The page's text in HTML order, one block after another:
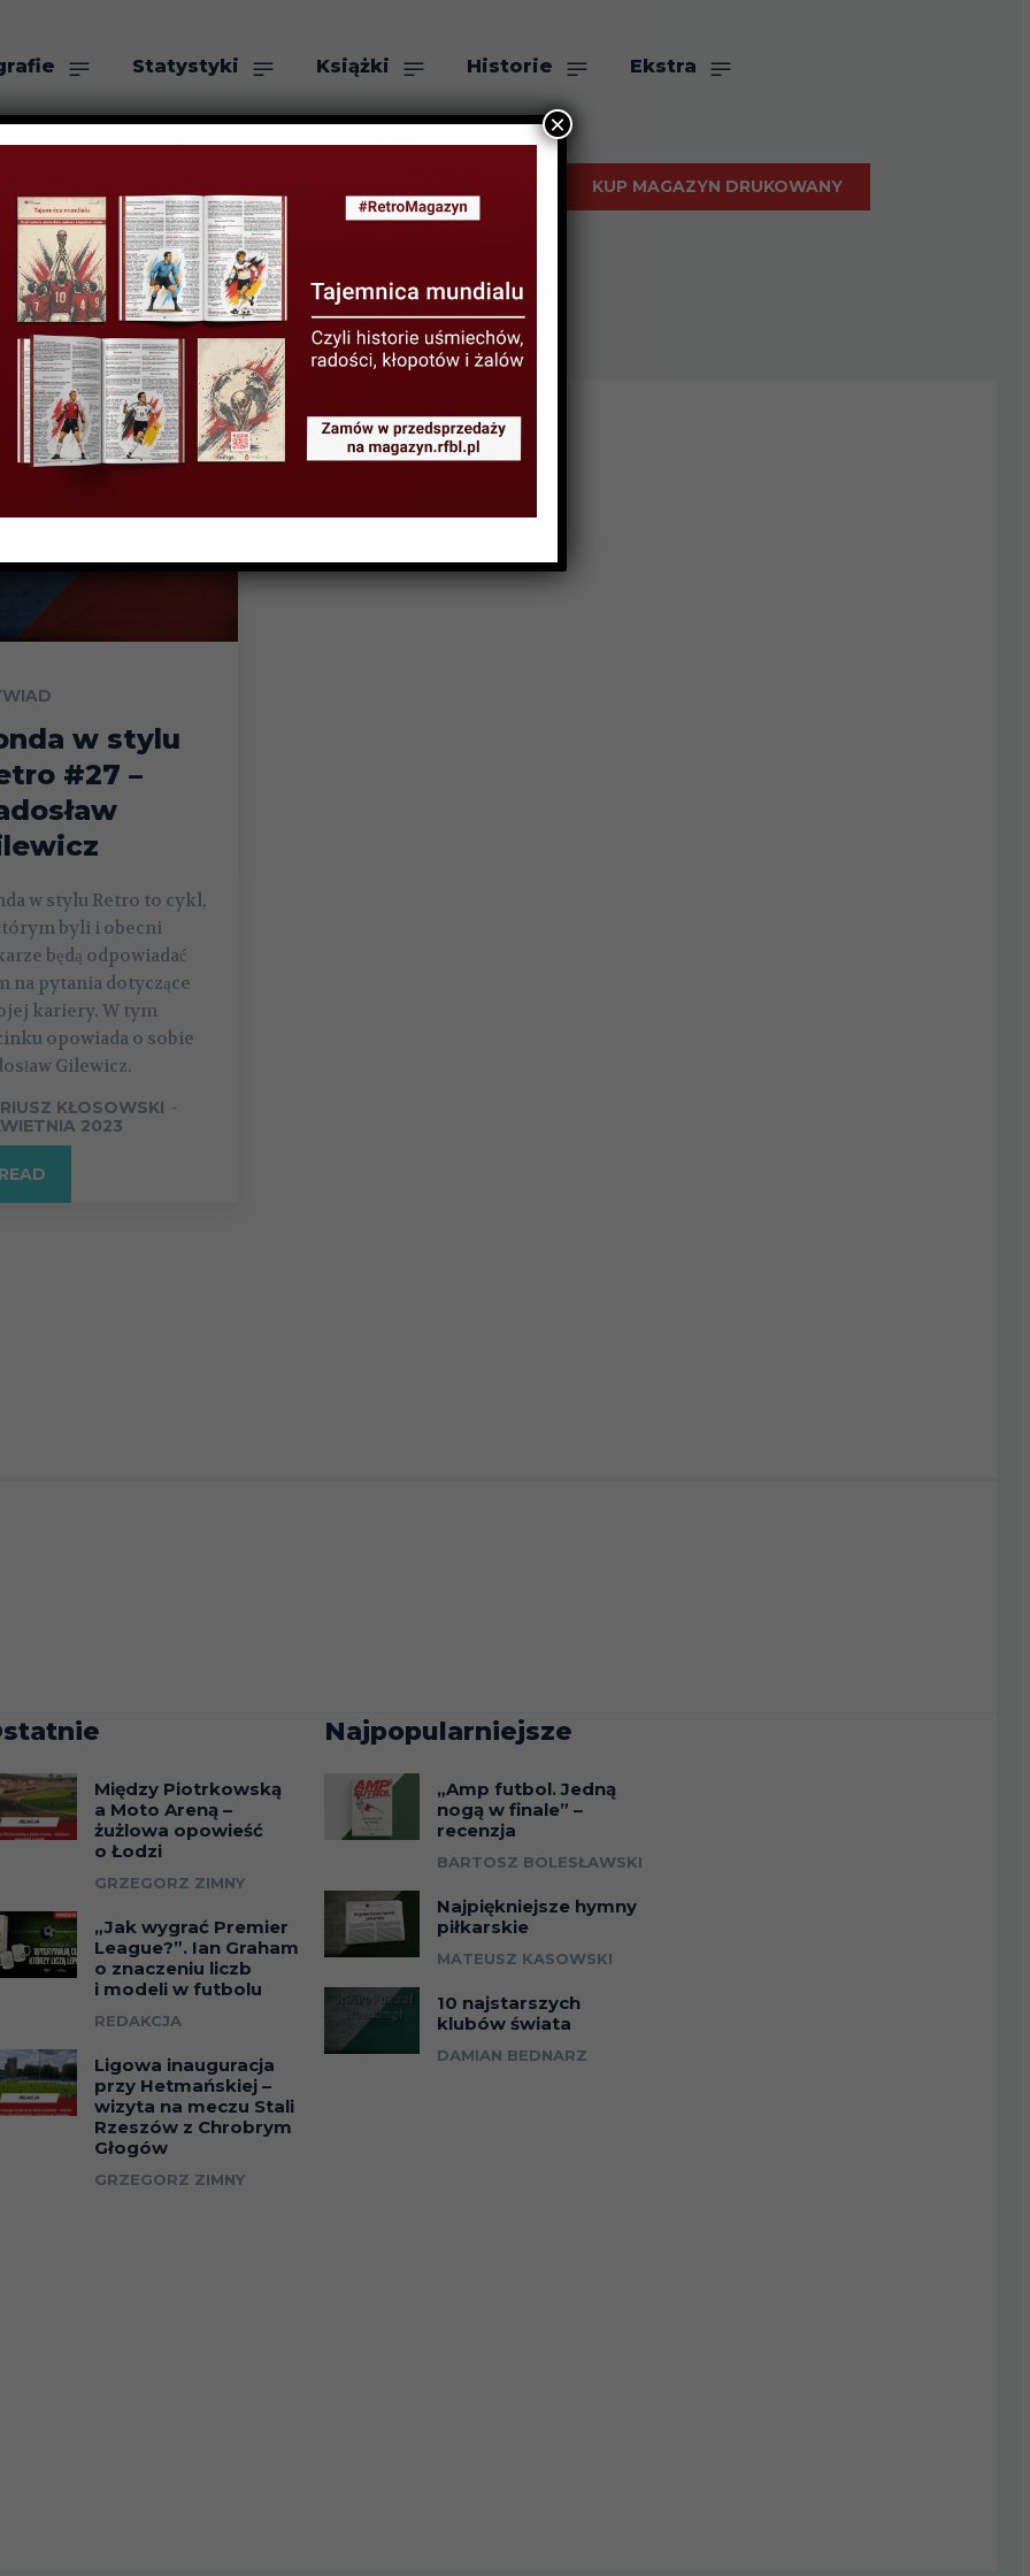
Statystyki Książki Historie Ekstra
KUP MAGAZYN DRUKOWANY
w stylu
#27 –
w stylu Retro to cykl,
byli i obecni
będą odpowiadać
na pytania dotyczące
kariery. W tym
opowiada o sobie
Gilewicz.
KŁOSOWSKI -
2023
Między Piotrkowską
a Moto Areną –
żużlowa opowieść
o Łodzi
GRZEGORZ ZIMNY
„Jak wygrać Premier
League?”. Ian Graham
o znaczeniu liczb
i modeli w futbolu
REDAKCJA
Ligowa inauguracja
przy Hetmańskiej –
wizyta na meczu Stali
Rzeszów z Chrobrym
Głogów
GRZEGORZ ZIMNY
Najpopularniejsze
„Amp futbol. Jedną
nogą w finale” –
recenzja
BARTOSZ BOLESŁAWSKI
Najpiękniejsze hymny
piłkarskie
MATEUSZ KASOWSKI
10 najstarszych
klubów świata
DAMIAN BEDNARZ
×